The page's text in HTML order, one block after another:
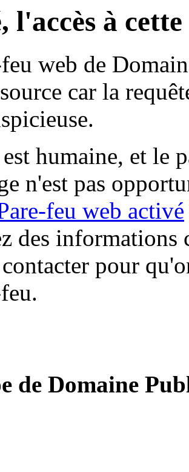
l'accès à
web de
car la
humaine, et le
n'est pas
feu web activé
des informations
pour
de Domaine